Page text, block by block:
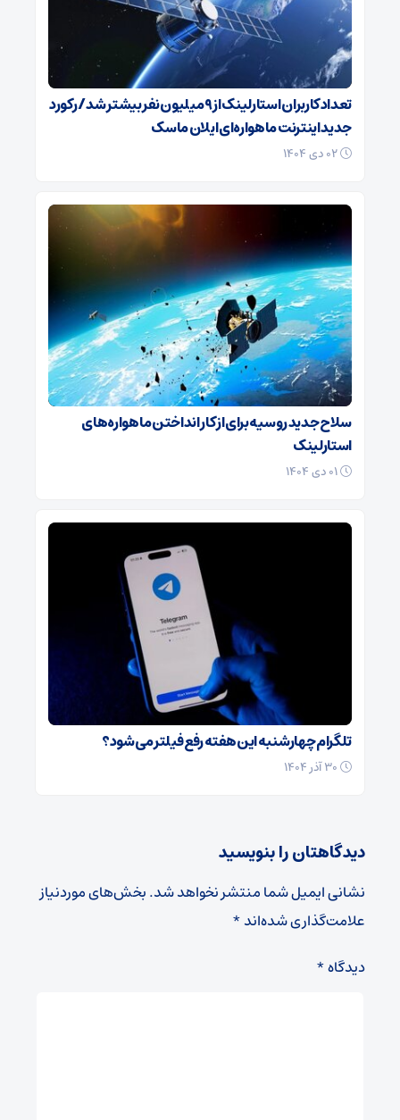
تعداد کاربران استارلینک از ۹ میلیون نفر بیشتر شد / رکورد
جدید اینترنت ماهواره‌ای ایلان ماسک
سلاح جدید روسیه برای از کار انداختن ماهواره‌های
استارلینک
تلگرام چهارشنبه این هفته رفع فیلتر می‌شود؟
دیدگاهتان را بنویسید
نشانی ایمیل شما منتشر نخواهد شد.بخش‌های موردنیاز
علامت‌گذاری شده‌اند*
دیدگاه*